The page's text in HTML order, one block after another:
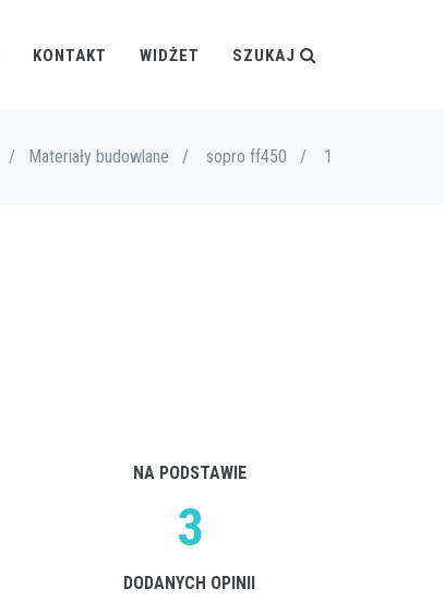
KONTAKT WIDŻET SZUKAJ
/ Materiały budowlane / sopro ff450 / 1
NA PODSTAWIE
3
DODANYCH OPINII